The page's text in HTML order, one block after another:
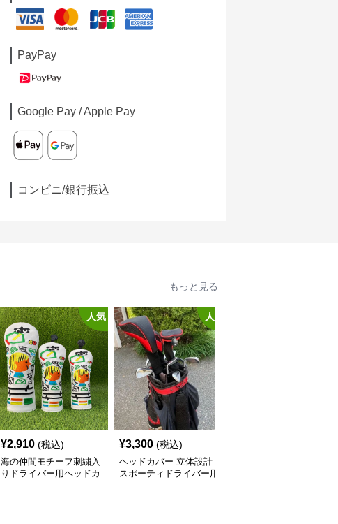
PayPay
Google Pay / Apple Pay
コンビニ/銀行振込
もっと見る
人気
¥2,910 (税込)
海の仲間モチーフ刺繍入
りドライバー用ヘッドカ
人気
¥3,300 (税込)
ヘッドカバー 立体設計
スポーティドライバー用